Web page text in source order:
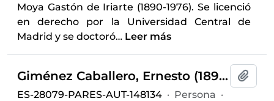
Moya Gastón de Iriarte (1890-1976). Se licenció
en derecho por la Universidad Central de
Madrid y se doctoró… Leer más
Giménez Caballero, Ernesto (1899-1988)
ES-28079-PARES-AUT-148134 · Persona ·